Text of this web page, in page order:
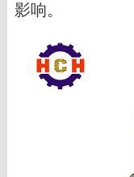
影响。